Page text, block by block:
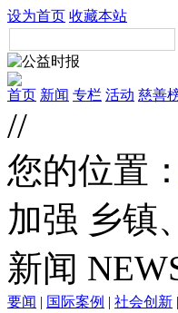
设为首页 收藏本站
首页 新闻 专栏 活动 慈善
//
您的位置：
加强 乡镇
新闻
要闻 | 国际案例 | 社会创新 |